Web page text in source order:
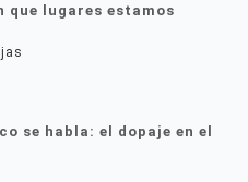
que lugares estamos
se habla: el dopaje en el